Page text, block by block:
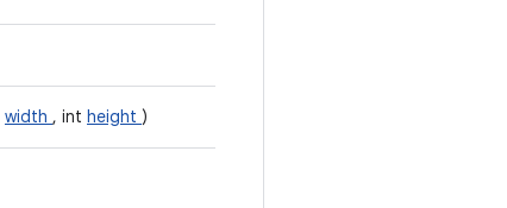
width , int height )